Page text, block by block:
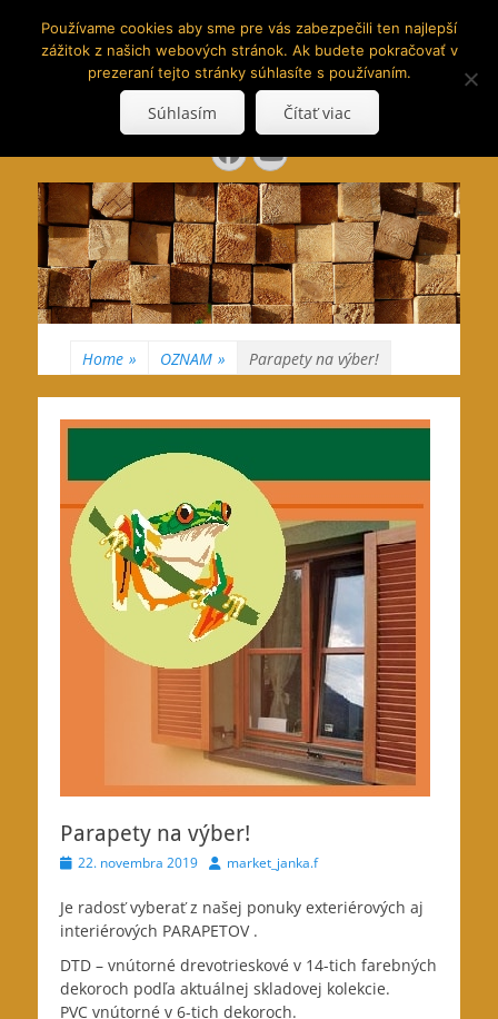
www.hranoly.sk
…kus prírody priamo k Vám
Search
Facebook
YouTube
Home » OZNAM » Parapety na výber!
Parapety na výber!
Posted22. novembra 2019 Authormarket_janka.f
Je radosť vyberať z našej ponuky exteriérových aj
interiérových PARAPETOV .
DTD – vnútorné drevotrieskové v 14-tich farebných
dekoroch podľa aktuálnej skladovej kolekcie.
PVC vnútorné v 6-tich dekoroch.
Používame cookies aby sme pre vás zabezpečili ten najlepší
zážitok z našich webových stránok. Ak budete pokračovať v
prezeraní tejto stránky súhlasíte s používaním.
Súhlasím Čítať viac